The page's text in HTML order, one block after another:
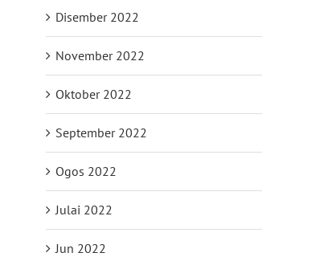
Disember 2022
November 2022
Oktober 2022
September 2022
Ogos 2022
Julai 2022
Jun 2022